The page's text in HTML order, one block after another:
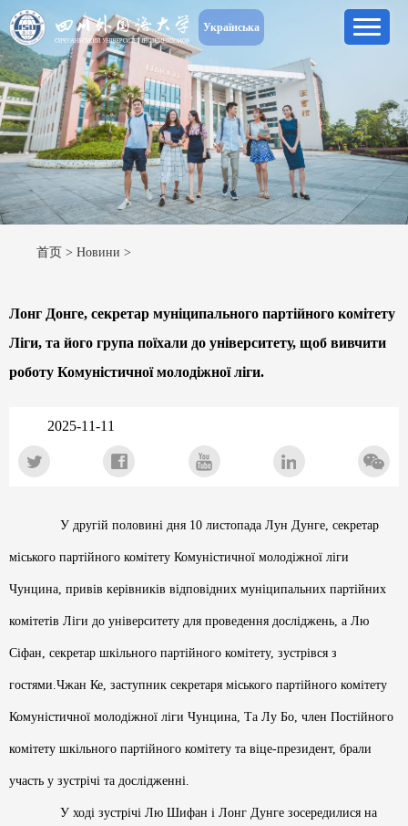
Українська
首页 > Новини >
Лонг Донге, секретар муніципального партійного комітету
Ліги, та його група поїхали до університету, щоб вивчити
роботу Комуністичної молодіжної ліги.
2025-11-11
У другій половині дня 10 листопада Лун Дунге, секретар
міського партійного комітету Комуністичної молодіжної ліги
Чунцина, привів керівників відповідних муніципальних партійних
комітетів Ліги до університету для проведення досліджень, а Лю
Сіфан, секретар шкільного партійного комітету, зустрівся з
гостями.Чжан Ке, заступник секретаря міського партійного комітету
Комуністичної молодіжної ліги Чунцина, Та Лу Бо, член Постійного
комітету шкільного партійного комітету та віце-президент, брали
участь у зустрічі та дослідженні.
У ході зустрічі Лю Шифан і Лонг Дунге зосередилися на